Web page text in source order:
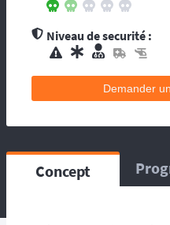
Niveau de securité :
contacts
d’une équipe
le circuit, ou
course. La
conseillée pour
poste ainsi que
médicales qui se
Demander
Concept